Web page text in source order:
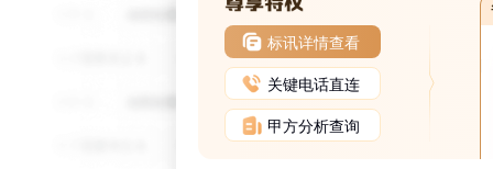
标讯详情查看
关键电话直连
甲方分析查询